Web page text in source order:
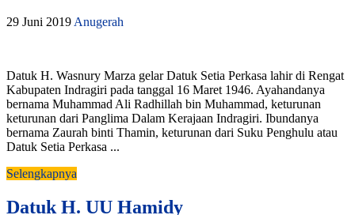
29 Juni 2019Anugerah
Datuk H. Wasnury Marza gelar Datuk Setia Perkasa lahir di Rengat
Kabupaten Indragiri pada tanggal 16 Maret 1946. Ayahandanya
bernama Muhammad Ali Radhillah bin Muhammad, keturunan
keturunan dari Panglima Dalam Kerajaan Indragiri. Ibundanya
bernama Zaurah binti Thamin, keturunan dari Suku Penghulu atau
Datuk Setia Perkasa ...
Selengkapnya
Datuk H. UU Hamidy